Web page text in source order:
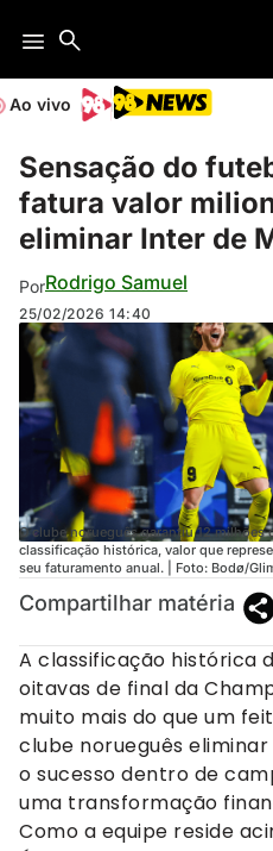
Ao vivo
Sensação do
fatura valor
eliminar Inter de
PorRodrigo Samuel
25/02/2026 14:40
O clube norueguês garantiu 12 milhões
classificação histórica, valor que
seu faturamento anual. | Foto: Bodø/
Compartilhar matéria
A classificação histórica
oitavas de final da
muito mais do que um
clube norueguês
o sucesso dentro de
uma transformação
Como a equipe reside